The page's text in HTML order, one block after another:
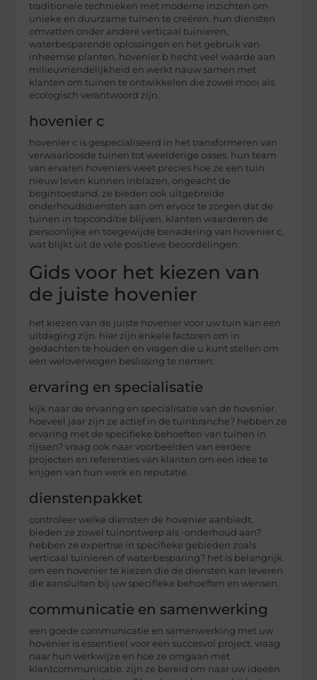
traditionele technieken met moderne inzichten om
unieke en duurzame tuinen te creëren. hun diensten
omvatten onder andere verticaal tuinieren,
waterbesparende oplossingen en het gebruik van
inheemse planten. hovenier b hecht veel waarde aan
milieuvriendelijkheid en werkt nauw samen met
klanten om tuinen te ontwikkelen die zowel mooi als
ecologisch verantwoord zijn.
hovenier c
hovenier c is gespecialiseerd in het transformeren van
verwaarloosde tuinen tot weelderige oases. hun team
van ervaren hoveniers weet precies hoe ze een tuin
nieuw leven kunnen inblazen, ongeacht de
begintoestand. ze bieden ook uitgebreide
onderhoudsdiensten aan om ervoor te zorgen dat de
tuinen in topconditie blijven. klanten waarderen de
persoonlijke en toegewijde benadering van hovenier c,
wat blijkt uit de vele positieve beoordelingen.
Gids voor het kiezen van
de juiste hovenier
het kiezen van de juiste hovenier voor uw tuin kan een
uitdaging zijn. hier zijn enkele factoren om in
gedachten te houden en vragen die u kunt stellen om
een weloverwogen beslissing te nemen:
ervaring en specialisatie
kijk naar de ervaring en specialisatie van de hovenier.
hoeveel jaar zijn ze actief in de tuinbranche? hebben ze
ervaring met de specifieke behoeften van tuinen in
rijssen? vraag ook naar voorbeelden van eerdere
projecten en referenties van klanten om een idee te
krijgen van hun werk en reputatie.
dienstenpakket
controleer welke diensten de hovenier aanbiedt.
bieden ze zowel tuinontwerp als -onderhoud aan?
hebben ze expertise in specifieke gebieden zoals
verticaal tuinieren of waterbesparing? het is belangrijk
om een hovenier te kiezen die de diensten kan leveren
die aansluiten bij uw specifieke behoeften en wensen.
communicatie en samenwerking
een goede communicatie en samenwerking met uw
hovenier is essentieel voor een succesvol project. vraag
naar hun werkwijze en hoe ze omgaan met
klantcommunicatie. zijn ze bereid om naar uw ideeën